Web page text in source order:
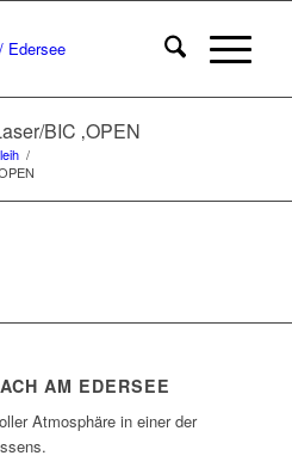
BIC ‚OPEN
/
AM EDERSEE
Atmosphäre in einer der